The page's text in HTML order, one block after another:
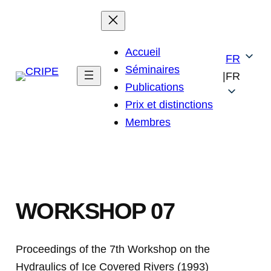
Accueil
Séminaires
Publications
Prix et distinctions
Membres
|
FR
FR
WORKSHOP 07
Proceedings of the 7th Workshop on the
Hydraulics of Ice Covered Rivers (1993)